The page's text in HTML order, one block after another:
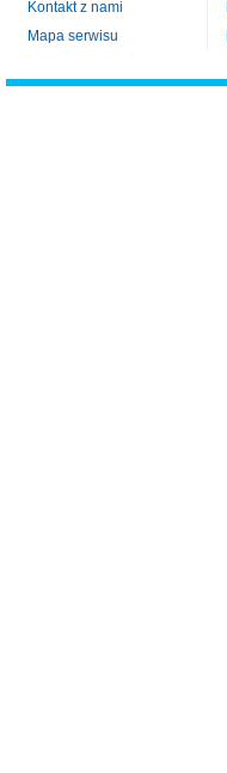
Kontakt z nami
Mapa serwisu